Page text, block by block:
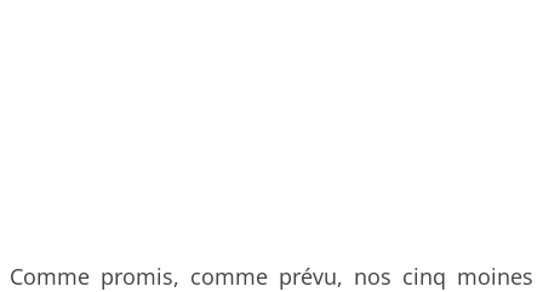
Comme promis, comme prévu, nos cinq moines